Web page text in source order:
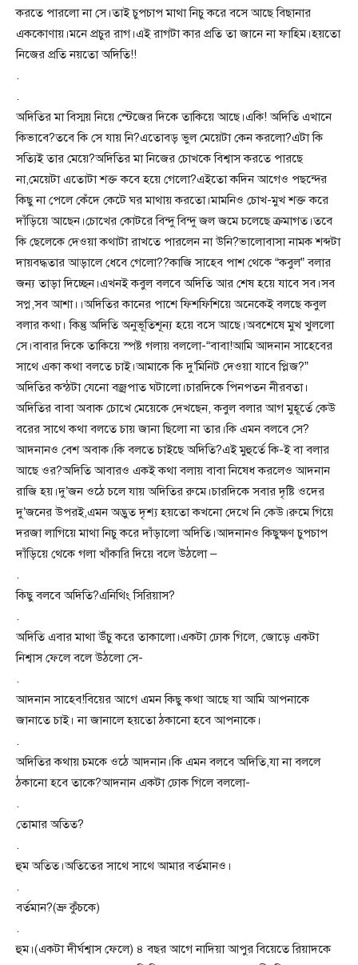
করতে পারলো না সে।তাই চুপচাপ মাথা নিচু করে বসে আছে বিছানার
এককোণায়।মনে প্রচুর রাগ।এই রাগটা কার প্রতি তা জানে না ফাহিম।হয়তো
নিজের প্রতি নয়তো অদিতি!!
.
.
অদিতির মা বিস্ময় নিয়ে স্টেজের দিকে তাকিয়ে আছে।একি! অদিতি এখানে
কিভাবে?তবে কি সে যায় নি?এতোবড় ভুল মেয়েটা কেন করলো?এটা কি
সত্যিই তার মেয়ে?অদিতির মা নিজের চোখকে বিশ্বাস করতে পারছে
না,মেয়েটা এতোটা শক্ত কবে হয়ে গেলো?এইতো কদিন আগেও পছন্দের
কিছু না পেলে কেঁদে কেটে ঘর মাথায় করতো।মামনিও চোখ-মুখ শক্ত করে
দাঁড়িয়ে আছেন।চোখের কোটরে বিন্দু বিন্দু জল জমে চলেছে ক্রমাগত।তবে
কি ছেলেকে দেওয়া কথাটা রাখতে পারলেন না উনি?ভালোবাসা নামক শব্দটা
দায়বদ্ধতার আড়ালে ধেবে গেলো??কাজি সাহেব পাশ থেকে “কবুল” বলার
জন্য তাড়া দিচ্ছেন।এখনই কবুল বলবে অদিতি আর শেষ হয়ে যাবে সব।সব
সপ্ন,সব আশা।।অদিতির কানের পাশে ফিশফিশিয়ে অনেকেই বলছে কবুল
বলার কথা। কিন্তু অদিতি অনুভূতিশূন্য হয়ে বসে আছে।অবশেষে মুখ খুললো
সে।বাবার দিকে তাকিয়ে স্পষ্ট গলায় বললো-“বাবা!আমি আদনান সাহেবের
সাথে একা কথা বলতে চাই।আমাকে কি দু’মিনিট দেওয়া যাবে প্লিজ?”
অদিতির কন্ঠটা যেনো বজ্রপাত ঘটালো।চারদিকে পিনপতন নীরবতা।
অদিতির বাবা অবাক চোখে মেয়েকে দেখছেন, কবুল বলার আগ মুহূর্তে কেউ
বরের সাথে কথা বলতে চায় জানা ছিলো না তার।কি এমন বলবে সে?
আদনানও বেশ অবাক।কি বলতে চাইছে অদিতি?এই মুহুর্তে কি-ই বা বলার
আছে ওর?অদিতি আবারও একই কথা বলায় বাবা নিষেধ করলেও আদনান
রাজি হয়।দু’জন ওঠে চলে যায় অদিতির রুমে।চারদিকে সবার দৃষ্টি ওদের
দু’জনের উপরই,এমন অদ্ভুত দৃশ্য হয়তো কখনো দেখে নি কেউ।রুমে গিয়ে
দরজা লাগিয়ে মাথা নিচু করে দাঁড়ালো অদিতি।আদনানও কিছুক্ষণ চুপচাপ
দাঁড়িয়ে থেকে গলা খাঁকারি দিয়ে বলে উঠলো –
.
কিছু বলবে অদিতি?এনিথিং সিরিয়াস?
.
অদিতি এবার মাথা উঁচু করে তাকালো।একটা ঢোক গিলে, জোড়ে একটা
নিশ্বাস ফেলে বলে উঠলো সে-
.
আদনান সাহেব!বিয়ের আগে এমন কিছু কথা আছে যা আমি আপনাকে
জানাতে চাই। না জানালে হয়তো ঠকানো হবে আপনাকে।
.
অদিতির কথায় চমকে ওঠে আদনান।কি এমন বলবে অদিতি,যা না বললে
ঠকানো হবে তাকে?আদনান একটা ঢোক গিলে বললো-
.
তোমার অতিত?
.
হুম অতিত।অতিতের সাথে সাথে আমার বর্তমানও।
.
বর্তমান?(ভ্রু কুঁচকে)
.
হুম।(একটা দীর্ঘশ্বাস ফেলে) ৪ বছর আগে নাদিয়া আপুর বিয়েতে রিয়াদকে